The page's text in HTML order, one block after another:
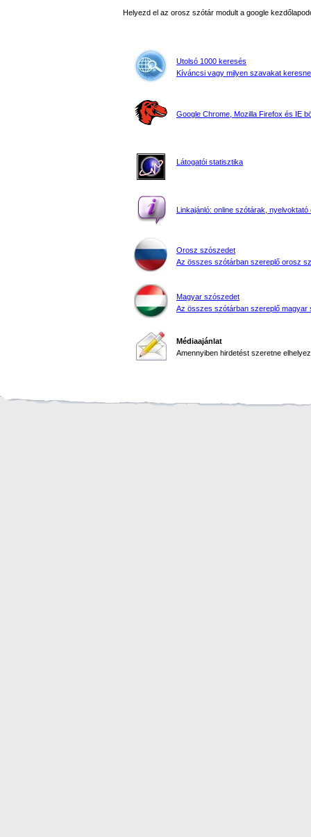
Helyezd el az orosz szótár modult a google
Utolsó 1000 keresés
Kíváncsi vagy milyen szavakat
Google Chrome, Mozilla Firefox és IE
Látogatói statisztika
Linkajánló: online szótárak, nyelvoktató
Orosz szószedet
Az összes szótárban szereplő orosz
Magyar szószedet
Az összes szótárban szereplő magyar
Médiaajánlat
Amennyiben hirdetést szeretne